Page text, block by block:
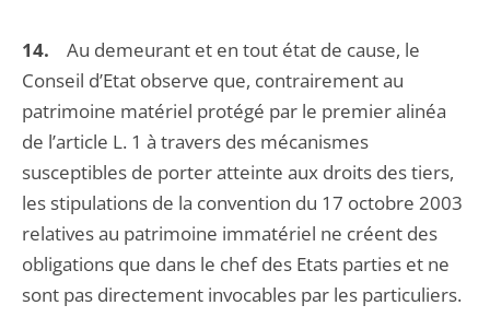
14.
Au demeurant et en tout état de cause, le
Conseil d’Etat observe que, contrairement au
patrimoine matériel protégé par le premier alinéa
de l’article L. 1 à travers des mécanismes
susceptibles de porter atteinte aux droits des tiers,
les stipulations de la convention du 17 octobre 2003
relatives au patrimoine immatériel ne créent des
obligations que dans le chef des Etats parties et ne
sont pas directement invocables par les particuliers.